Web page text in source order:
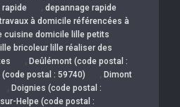
rapide , depannage rapide
à domicile référencées à
cuisine domicile lille petits
bricoleur lille réaliser des
, Deûlémont (code postal :
postal : 59740) , Dimont
, Doignies (code postal :
Helpe (code postal :